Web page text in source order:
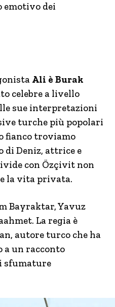
emotivo dei
Ali è Burak
celebre a livello
sue interpretazioni
turche più popolari
fianco troviamo
di Deniz, attrice e
con Özçivit non
la vita privata.
Bayraktar, Yavuz
La regia è
autore turco che ha
un racconto
sfumature